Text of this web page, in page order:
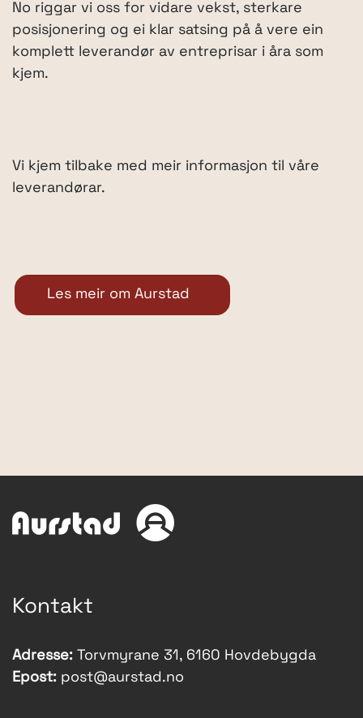
No riggar vi oss for vidare vekst, sterkare
posisjonering og ei klar satsing på å vere ein
komplett leverandør av entreprisar i åra som
kjem.
Vi kjem tilbake med meir informasjon til våre
leverandørar.
Les meir om Aurstad
Kontakt
Adresse: Torvmyrane 31, 6160 Hovdebygda
Epost: post@aurstad.no